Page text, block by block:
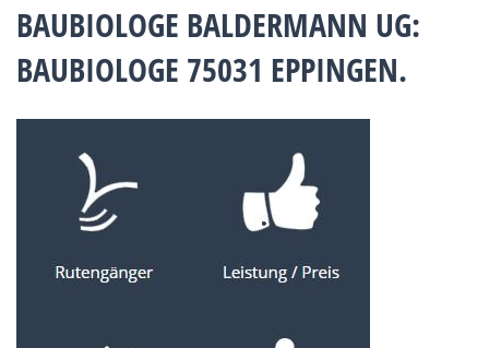
BAUBIOLOGE BALDERMANN UG:
BAUBIOLOGE 75031 EPPINGEN.